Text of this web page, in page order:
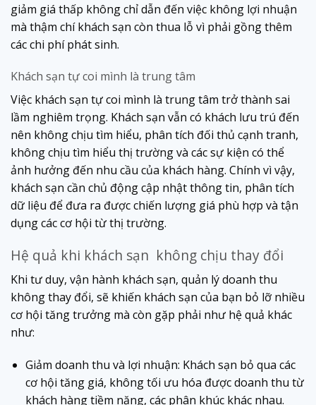
giảm giá thấp không chỉ dẫn đến việc không lợi nhuận
mà thậm chí khách sạn còn thua lỗ vì phải gồng thêm
các chi phí phát sinh.
Khách sạn tự coi mình là trung tâm
Việc khách sạn tự coi mình là trung tâm trở thành sai
lầm nghiêm trọng. Khách sạn vẫn có khách lưu trú đến
nên không chịu tìm hiểu, phân tích đối thủ cạnh tranh,
không chịu tìm hiểu thị trường và các sự kiện có thể
ảnh hưởng đến nhu cầu của khách hàng. Chính vì vậy,
khách sạn cần chủ động cập nhật thông tin, phân tích
dữ liệu để đưa ra được chiến lượng giá phù hợp và tận
dụng các cơ hội từ thị trường.
Hệ quả khi khách sạn không chịu thay đổi
Khi tư duy, vận hành khách sạn, quản lý doanh thu
không thay đổi, sẽ khiến khách sạn của bạn bỏ lỡ nhiều
cơ hội tăng trưởng mà còn gặp phải như hệ quả khác
như:
Giảm doanh thu và lợi nhuận: Khách sạn bỏ qua các
cơ hội tăng giá, không tối ưu hóa được doanh thu từ
khách hàng tiềm năng, các phân khúc khác nhau.